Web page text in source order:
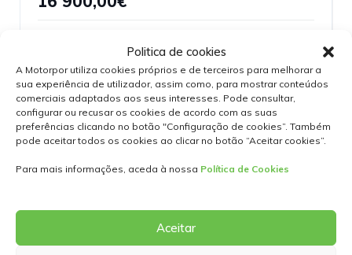
Manual Gasóleo
4 Portas
16